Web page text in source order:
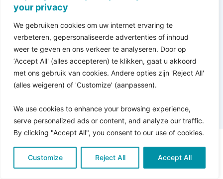
your privacy
We gebruiken cookies om uw internet ervaring te
verbeteren, gepersonaliseerde advertenties of inhoud
weer te geven en ons verkeer te analyseren. Door op
‘Accept All' (alles accepteren) te klikken, gaat u akkoord
met ons gebruik van cookies. Andere opties zijn 'Reject All'
(alles weigeren) of 'Customize' (aanpassen).
We use cookies to enhance your browsing experience,
serve personalized ads or content, and analyze our traffic.
By clicking "Accept All", you consent to our use of cookies.
Customize Reject All Accept All
Copyright © 2026 Pro Bono Connect | in samenwerking
metKitewebsites